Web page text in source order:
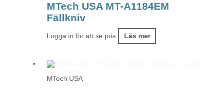
MTech USA MT-A1184EM
Fällkniv
Logga in för att se pris Läs mer
MTech USA